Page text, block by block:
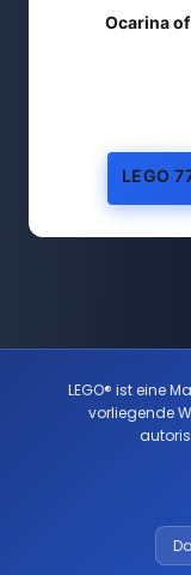
Ocarina
LEGO
LEGO® ist eine
vorliegende